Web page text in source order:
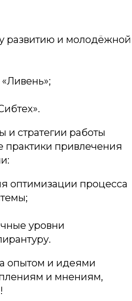
развитию и молодёжной
и стратегии работы
практики привлечения
оптимизации процесса
уровни
опытом и идеями
и мнениям,